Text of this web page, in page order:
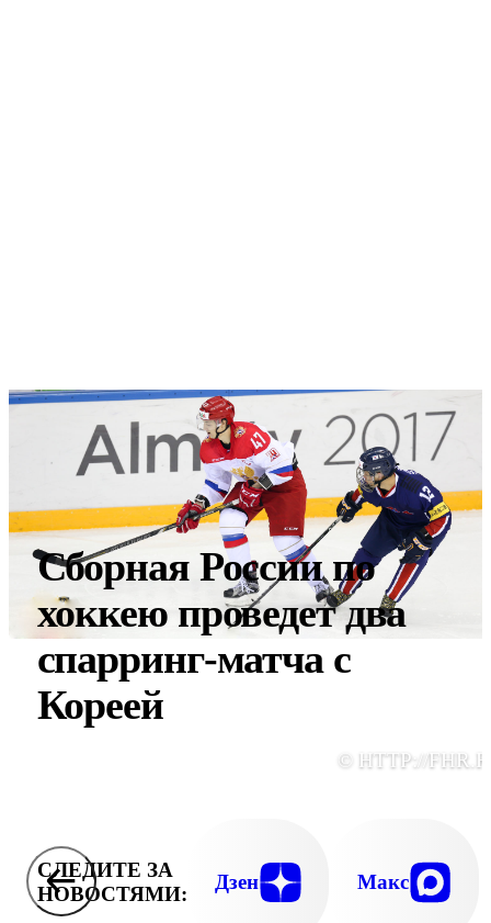
Сборная России по
хоккею проведет два
спарринг-матча с
Кореей
© HTTP://
СЛЕДИТЕ ЗА
НОВОСТЯМИ:
Дзен Макс